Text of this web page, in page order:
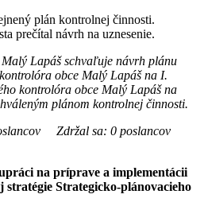
plán kontrolnej činnosti.
prečítal návrh na uznesenie.
Lapáš schvaľuje návrh plánu
obce Malý Lapáš na I.
kontrolóra obce Malý Lapáš na
plánom kontrolnej činnosti.
Zdržal sa: 0 poslancov
na príprave a implementácii
stratégie Strategicko-plánovacieho